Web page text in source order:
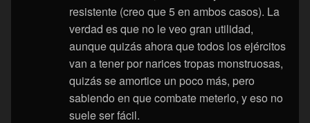
resistente (creo que 5 en ambos casos). La
verdad es que no le veo gran utilidad,
aunque quizás ahora que todos los ejércitos
van a tener por narices tropas monstruosas,
quizás se amortice un poco más, pero
sabiendo en que combate meterlo, y eso no
suele ser fácil.